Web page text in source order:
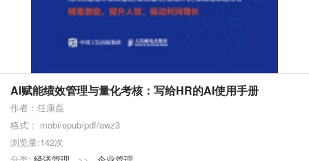
AI赋能绩效管理与量化考核：写给HR的AI使用手册
作者：任康磊
格式： mobi/epub/pdf/awz3
浏览量:142次